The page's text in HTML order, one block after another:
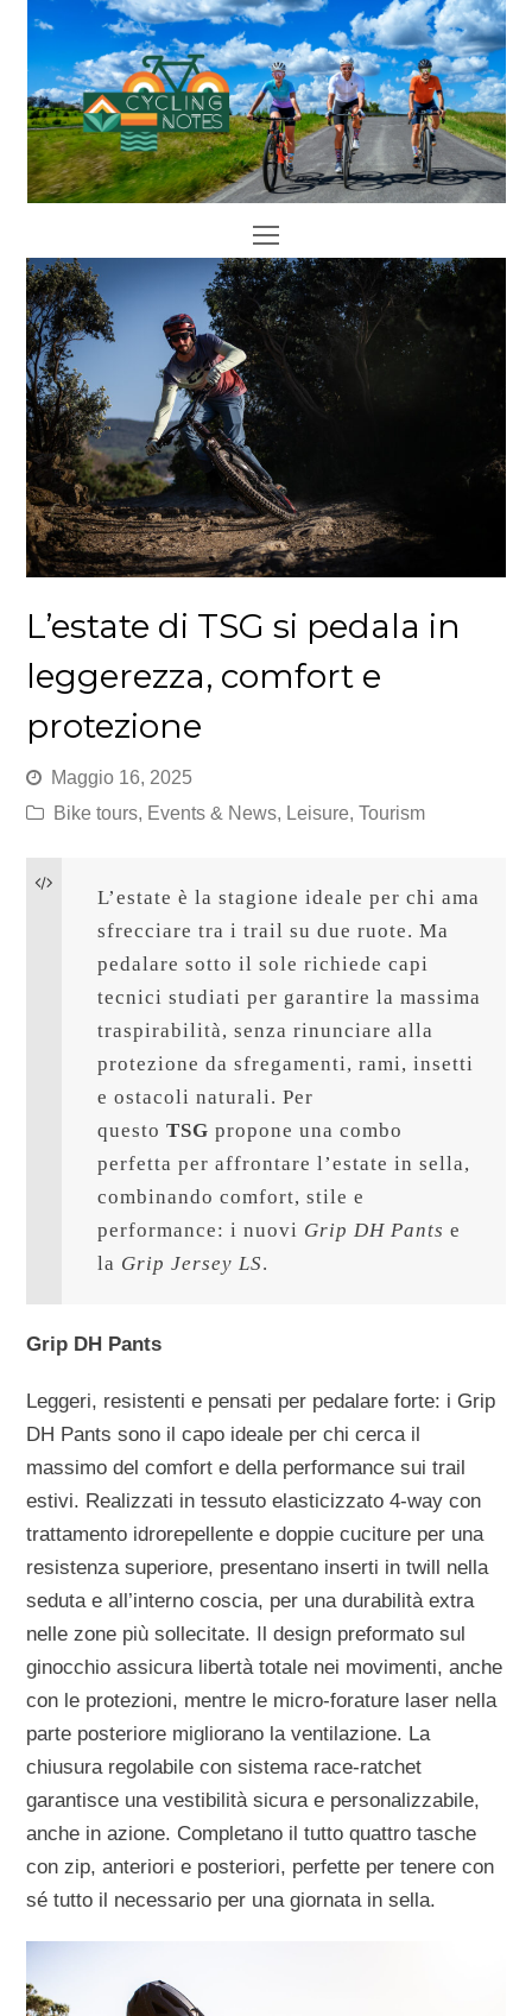
Open
Mobile
Menu
L’estate di TSG si pedala in
leggerezza, comfort e
protezione
Maggio 16, 2025
Bike tours, Events & News, Leisure,Tourism
L’estate è la stagione ideale per chi ama
sfrecciare tra i trail su due ruote. Ma
pedalare sotto il sole richiede capi
tecnici studiati per garantire la massima
traspirabilità, senza rinunciare alla
protezione da sfregamenti, rami, insetti
e ostacoli naturali. Per
questo TSG propone una combo
perfetta per affrontare l’estate in sella,
combinando comfort, stile e
performance: i nuovi Grip DH Pants e
la Grip Jersey LS.
Grip DH Pants
Leggeri, resistenti e pensati per pedalare forte: i Grip
DH Pants sono il capo ideale per chi cerca il
massimo del comfort e della performance sui trail
estivi. Realizzati in tessuto elasticizzato 4-way con
trattamento idrorepellente e doppie cuciture per una
resistenza superiore, presentano inserti in twill nella
seduta e all’interno coscia, per una durabilità extra
nelle zone più sollecitate. Il design preformato sul
ginocchio assicura libertà totale nei movimenti, anche
con le protezioni, mentre le micro-forature laser nella
parte posteriore migliorano la ventilazione. La
chiusura regolabile con sistema race-ratchet
garantisce una vestibilità sicura e personalizzabile,
anche in azione. Completano il tutto quattro tasche
con zip, anteriori e posteriori, perfette per tenere con
sé tutto il necessario per una giornata in sella.